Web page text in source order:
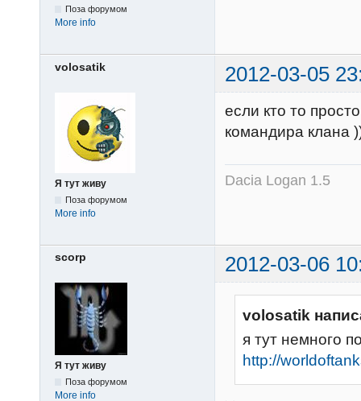
Поза форумом
More info
volosatik 2012-03-05
Я тут живу
Поза форумом
More info
если кто то
командира клана
Dacia Logan 1.5
scorp 2012-03-06
Я тут живу
Поза форумом
More info
volosatik
я тут немного
http://